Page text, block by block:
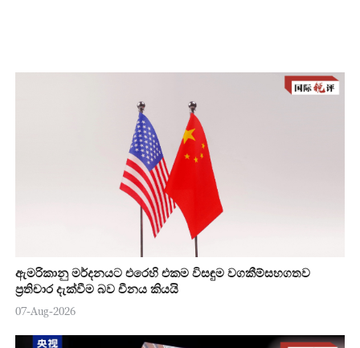
ඇමරිකානු මර්දනයට එරෙහි එකම විසඳුම වගකීම්සහගතව
ප්‍රතිචාර දැක්වීම බව චීනය කියයි
07-Aug-2026